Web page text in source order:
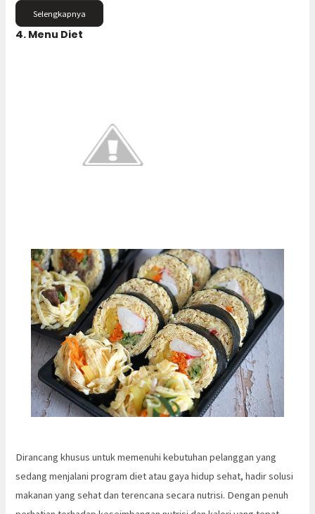
Selengkapnya
4. Menu Diet
Dirancang khusus untuk memenuhi kebutuhan pelanggan yang
sedang menjalani program diet atau gaya hidup sehat, hadir solusi
makanan yang sehat dan terencana secara nutrisi. Dengan penuh